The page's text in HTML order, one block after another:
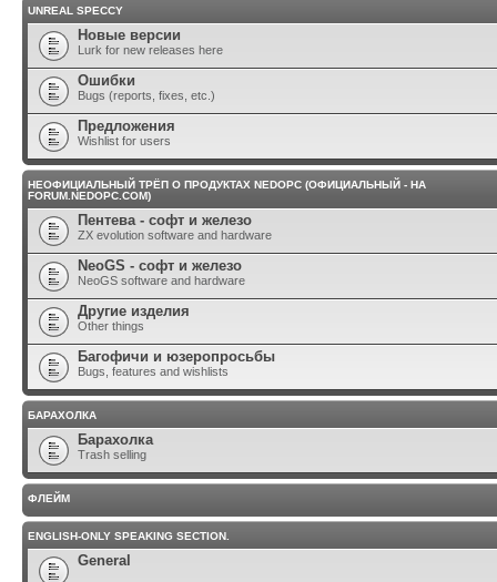
UNREAL SPECCY
Новые версии
Lurk for new releases here
Ошибки
Bugs (reports, fixes, etc.)
Предложения
Wishlist for users
НЕОФИЦИАЛЬНЫЙ ТРЁП О ПРОДУКТАХ NEDOPC (ОФИЦИАЛЬНЫЙ - НА
FORUM.NEDOPC.COM)
Пентева - софт и железо
ZX evolution software and hardware
NeoGS - софт и железо
NeoGS software and hardware
Другие изделия
Other things
Багофичи и юзеропросьбы
Bugs, features and wishlists
БАРАХОЛКА
Барахолка
Trash selling
ФЛЕЙМ
ENGLISH-ONLY SPEAKING SECTION.
General